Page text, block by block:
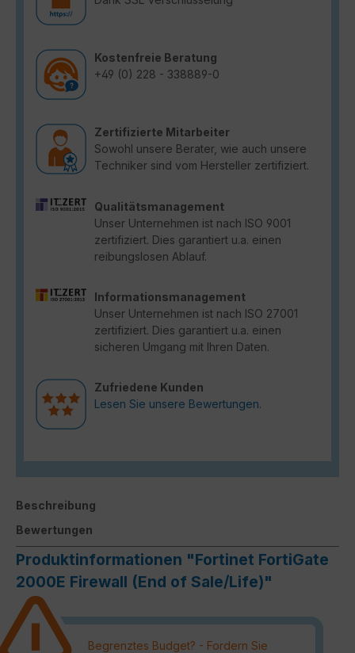
Kostenfreie Beratung
+49 (0) 228 - 338889-0
Zertifizierte Mitarbeiter
Sowohl unsere Berater, wie auch unsere
Techniker sind vom Hersteller zertifiziert.
Qualitätsmanagement
Unser Unternehmen ist nach ISO 9001
zertifiziert. Dies garantiert u.a. einen
reibungslosen Ablauf.
Informationsmanagement
Unser Unternehmen ist nach ISO 27001
zertifiziert. Dies garantiert u.a. einen
sicheren Umgang mit Ihren Daten.
Zufriedene Kunden
Lesen Sie unsere Bewertungen.
Beschreibung
Bewertungen
Produktinformationen "Fortinet FortiGate
2000E Firewall (End of Sale/Life)"
Begrenztes Budget? - Fordern Sie